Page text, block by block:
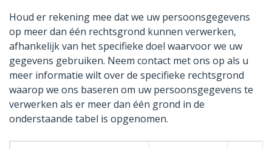
Houd er rekening mee dat we uw persoonsgegevens
op meer dan één rechtsgrond kunnen verwerken,
afhankelijk van het specifieke doel waarvoor we uw
gegevens gebruiken. Neem contact met ons op als u
meer informatie wilt over de specifieke rechtsgrond
waarop we ons baseren om uw persoonsgegevens te
verwerken als er meer dan één grond in de
onderstaande tabel is opgenomen.